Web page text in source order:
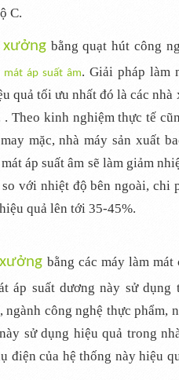
C.
xưởngbằng quạt hút công
mát áp suất âm. Giải pháp làm
quả tối ưu nhất đó là các nhà
Theo kinh nghiệm thực tế
mặc, nhà máy sản xuất
áp suất âm sẽ làm giảm
với nhiệt độ bên ngoài,
quả lên tới 35-45%.
ởng bằng các máy làm
áp suất dương này sử
ngành công nghệ thực
sử dụng hiệu quả trong
điện của hệ thống này hiệu